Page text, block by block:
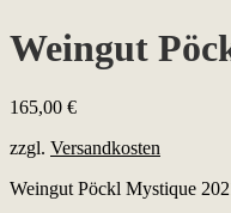
Weingut
165,00 €
zzgl. Versandkosten
Weingut Pöckl Mystique